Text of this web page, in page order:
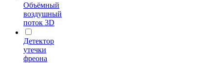
Объёмный
воздушный
поток 3D
Детектор
утечки
фреона